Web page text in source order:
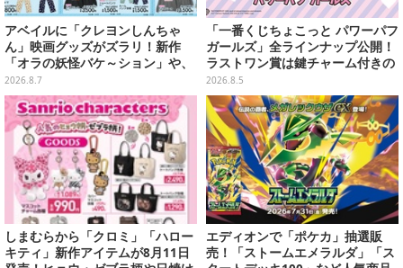
アベイルに「クレヨンしんちゃ
ん」映画グッズがズラリ！新作
「オラの妖怪バケ～ション」や、
「ヘンダーランド」「暗黒タマタ
マ」などをフィーチャー
2026.8.7
「一番くじちょこっと パワーパフ
ガールズ」全ラインナップ公開！
ラストワン賞は鍵チャーム付きの
シール帳スペシャルセットを用意
2026.8.5
しまむらから「クロミ」「ハロー
キティ」新作アイテムが8月11日
エディオンで「ポケカ」抽選販
売！「ストームエメラルダ」「ス